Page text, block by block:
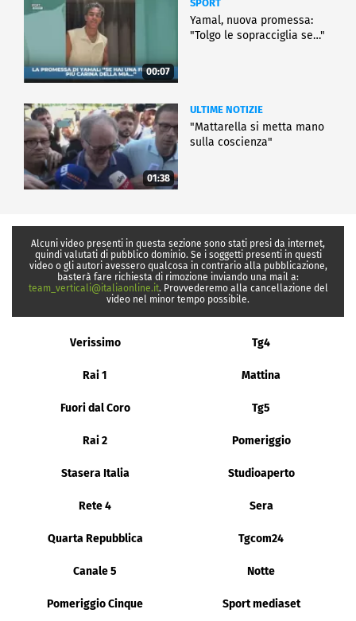
00:07
SPORT
Yamal, nuova promessa:
"Tolgo le sopracciglia se…"
01:38
ULTIME NOTIZIE
"Mattarella si metta mano
sulla coscienza"
Alcuni video presenti in questa sezione sono stati presi da internet,
quindi valutati di pubblico dominio. Se i soggetti presenti in questi
video o gli autori avessero qualcosa in contrario alla pubblicazione,
basterà fare richiesta di rimozione inviando una mail a:
team_verticali@italiaonline.it. Provvederemo alla cancellazione del
video nel minor tempo possibile.
Verissimo Tg4
Rai 1 Mattina
Fuori dal Coro Tg5
Rai 2 Pomeriggio
Stasera Italia Studioaperto
Rete 4 Sera
Quarta Repubblica Tgcom24
Canale 5 Notte
Pomeriggio Cinque Sport mediaset